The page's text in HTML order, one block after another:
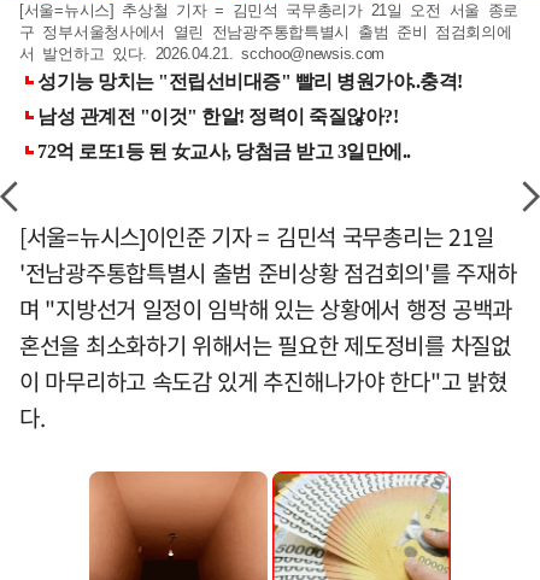
[서울=뉴시스] 추상철 기자 = 김민석 국무총리가 21일 오전 서울 종로
구 정부서울청사에서 열린 전남광주통합특별시 출범 준비 점검회의에
서 발언하고 있다. 2026.04.21.scchoo@newsis.com
[서울=뉴시스]이인준 기자 = 김민석 국무총리는 21일
'전남광주통합특별시 출범 준비상황 점검회의'를 주재하
며 "지방선거 일정이 임박해 있는 상황에서 행정 공백과
혼선을 최소화하기 위해서는 필요한 제도정비를 차질없
이 마무리하고 속도감 있게 추진해나가야 한다"고 밝혔
다.